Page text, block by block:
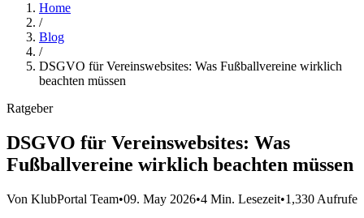
Home
/
Blog
/
DSGVO für Vereinswebsites: Was Fußballvereine wirklich
beachten müssen
Ratgeber
DSGVO für Vereinswebsites: Was
Fußballvereine wirklich beachten müssen
Von KlubPortal Team•09. May 2026•4 Min. Lesezeit•1,330 Aufrufe